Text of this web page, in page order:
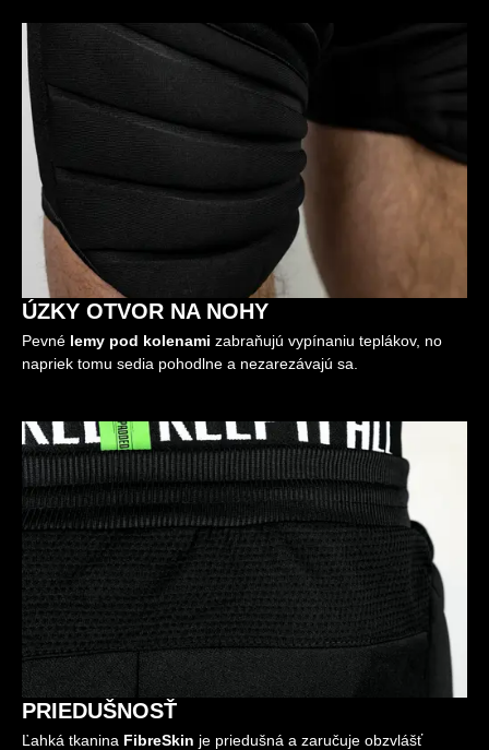
ÚZKY OTVOR NA NOHY
Pevné lemy pod kolenami zabraňujú vypínaniu teplákov, no
napriek tomu sedia pohodlne a nezarezávajú sa.
PRIEDUŠNOSŤ
Ľahká tkanina FibreSkin je priedušná a zaručuje obzvlášť